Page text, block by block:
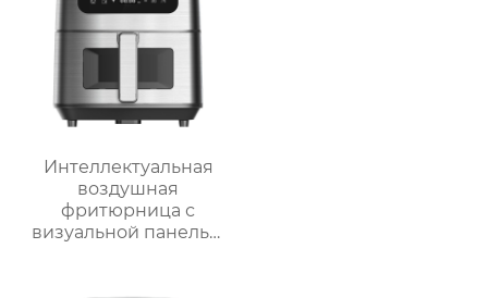
Интеллектуальная
воздушная
фритюрница с
визуальной панелью